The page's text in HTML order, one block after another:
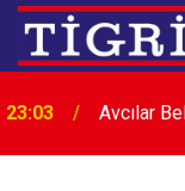
23:03 Avcılar